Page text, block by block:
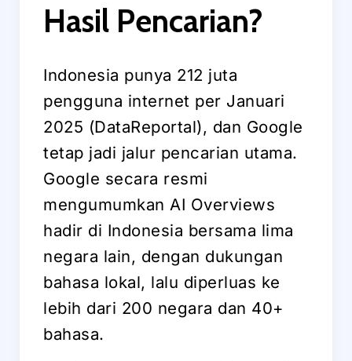
Hasil Pencarian?
Indonesia punya 212 juta
pengguna internet per Januari
2025 (DataReportal), dan Google
tetap jadi jalur pencarian utama.
Google secara resmi
mengumumkan AI Overviews
hadir di Indonesia bersama lima
negara lain, dengan dukungan
bahasa lokal, lalu diperluas ke
lebih dari 200 negara dan 40+
bahasa.